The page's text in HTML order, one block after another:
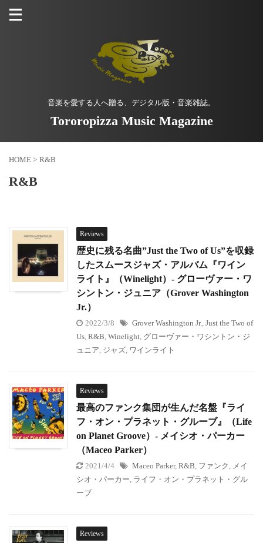
音楽を愛する人へ贈る、デジタル版・音楽雑誌。
Tororopizza Music Magazine
HOME > R&B
R&B
Reviews
歴史に残る名曲”Just the Two of Us”を収録
したスムースジャズ・アルバム『ワイン
ライト』（Winelight）- グローヴァー・ワ
シントン・ジュニア（Grover Washington
Jr.）
2022/3/8 Grover Washington Jr. Just the Two of
Us R&B Winelight グローヴァー・ワシントン・ジ
ュニア ジャズ ワインライト
Reviews
最高のファンク集団が生んだ名盤『ライ
フ・オン・プラネット・グルーブ』（Life
on Planet Groove）- メイシオ・パーカー
（Maceo Parker）
2021/4/4 Maceo Parker, R&B ファンク
メイ
シオ・パーカー ライフ・オン・プラネット・グル
ーブ
Reviews